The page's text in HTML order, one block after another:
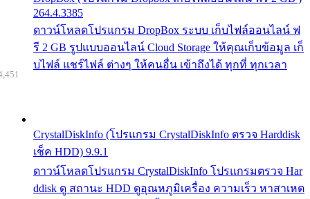
264.4.3385
ดาวน์โหลดโปรแกรม DropBox ระบบ เก็บไฟล์ออนไลน์ ฟ
รี 2 GB รูปแบบออนไลน์ Cloud Storage ให้คุณเก็บข้อมูล เก็
บไฟล์ แชร์ไฟล์ ต่างๆ ให้คนอื่น เข้าถึงได้ ทุกที่ ทุกเวลา
CrystalDiskInfo (โปรแกรม CrystalDiskInfo ตรวจ Harddisk
เช็ค HDD) 9.9.1
ดาวน์โหลดโปรแกรม CrystalDiskInfo โปรแกรมตรวจ Har
ddisk ดู สถานะ HDD ดูอุณหภูมิเครื่อง ความเร็ว หาสาเหต